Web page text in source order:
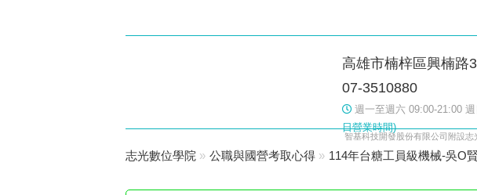
高雄市楠梓區興楠路
07-3510880
週一至週六 09:00-21:00
日營業時間)
智基科技開發股份有限公司附設
志光數位學院 » 公職與國營考取心得 » 114年台糖工員級機械-吳O